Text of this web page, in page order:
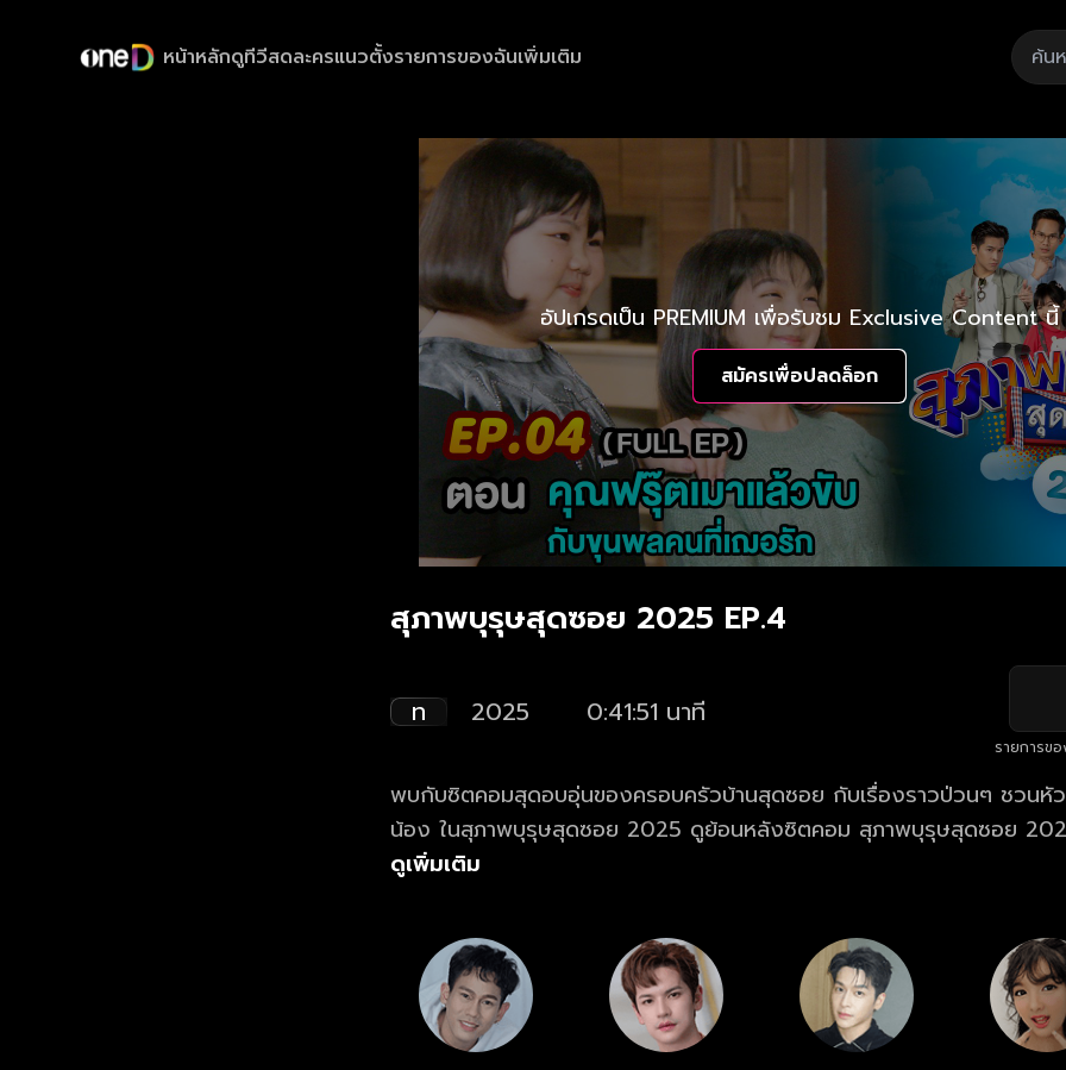
หน้าหลักดูทีวีสดละครแนวตั้งรายการของฉันเพิ่มเติม
อัปเกรดเป็น PREMIUM เพื่อรับชม Exclusive Content นี้
สมัครเพื่อปลดล็อก
สุภาพบุรุษสุดซอย 2025 EP.4
ท 2025 0:41:51 นาที
รายการข
พบกับซิตคอมสุดอบอุ่นของครอบครัวบ้านสุดซอย กับเรื่องราวป่วนๆ ชวนหั
น้อง ในสุภาพบุรุษสุดซอย 2025 ดูย้อนหลังซิตคอม สุภาพบุรุษสุดซอย 2025 ตอนล่าสุด ที่
แรก ที่เดียว ทุกวันเสาร์ เวลา 19.55 น.
ดูเพิ่มเติม